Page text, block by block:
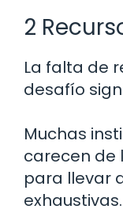
2
La falta de
desafío
Muchas
carecen de
para llevar
exhaustivas.